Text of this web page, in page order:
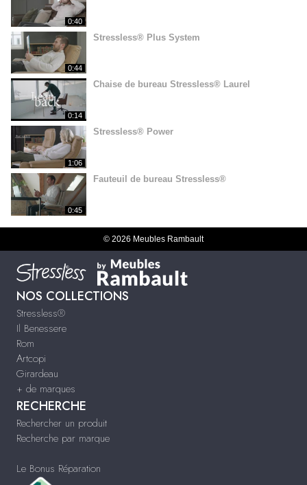
0:40
0:44
Stressless® Plus System
0:14
Chaise de bureau Stressless® Laurel
1:06
Stressless® Power
0:45
Fauteuil de bureau Stressless®
© 2026 Meubles Rambault
NOS COLLECTIONS
Stressless®
Il Benessere
Rom
Artcopi
Girardeau
+ de marques
RECHERCHE
Rechercher un produit
Recherche par marque
Le Bonus Réparation